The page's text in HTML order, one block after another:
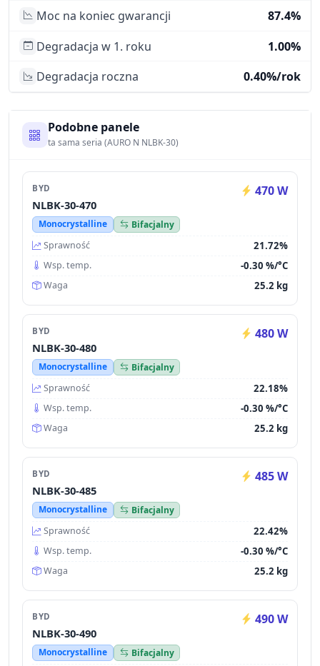
Moc na koniec gwarancji
87.4%
Degradacja w 1. roku
1.00%
Degradacja roczna
0.40%/rok
Podobne panele
ta sama seria (AURO N NLBK-30)
BYD 470 W
NLBK-30-470
Monocrystalline
Bifacjalny
Sprawność
21.72%
Wsp. temp. -0.30 %/°C
Waga 25.2 kg
BYD 480 W
NLBK-30-480
Monocrystalline
Bifacjalny
Sprawność
22.18%
Wsp. temp. -0.30 %/°C
Waga 25.2 kg
BYD 485 W
NLBK-30-485
Monocrystalline
Bifacjalny
Sprawność
22.42%
Wsp. temp. -0.30 %/°C
Waga 25.2 kg
BYD 490 W
NLBK-30-490
Monocrystalline
Bifacjalny